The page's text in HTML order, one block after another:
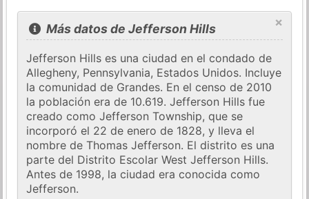
×
Más datos de Jefferson Hills
Jefferson Hills es una ciudad en el condado de
Allegheny, Pennsylvania, Estados Unidos. Incluye
la comunidad de Grandes. En el censo de 2010
la población era de 10.619. Jefferson Hills fue
creado como Jefferson Township, que se
incorporó el 22 de enero de 1828, y lleva el
nombre de Thomas Jefferson. El distrito es una
parte del Distrito Escolar West Jefferson Hills.
Antes de 1998, la ciudad era conocida como
Jefferson.